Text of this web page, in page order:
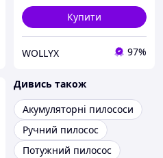
Купити
WOLLYX 97%
Дивись також
Акумуляторні пилососи
Ручний пилосос
Потужний пилосос